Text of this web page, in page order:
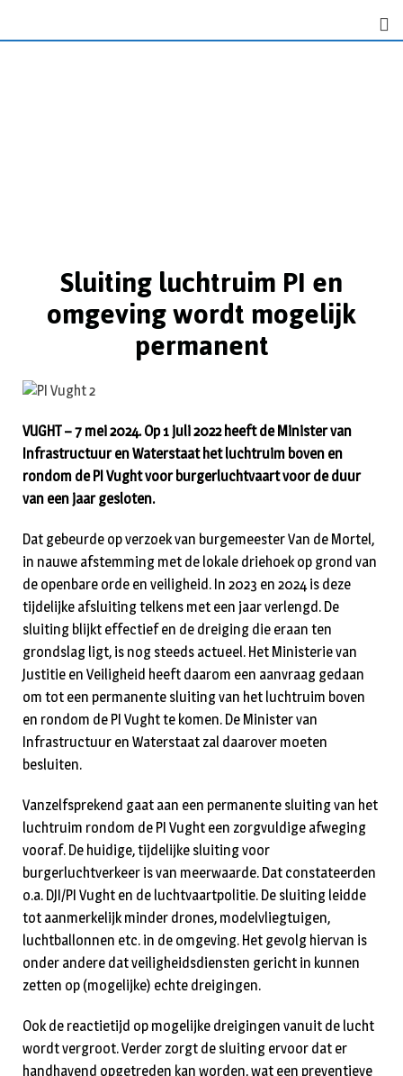
Sluiting luchtruim PI en
omgeving wordt mogelijk
permanent
VUGHT – 7 mei 2024. Op 1 juli 2022 heeft de Minister van
Infrastructuur en Waterstaat het luchtruim boven en
rondom de PI Vught voor burgerluchtvaart voor de duur
van een jaar gesloten.
Dat gebeurde op verzoek van burgemeester Van de Mortel,
in nauwe afstemming met de lokale driehoek op grond van
de openbare orde en veiligheid. In 2023 en 2024 is deze
tijdelijke afsluiting telkens met een jaar verlengd. De
sluiting blijkt effectief en de dreiging die eraan ten
grondslag ligt, is nog steeds actueel. Het Ministerie van
Justitie en Veiligheid heeft daarom een aanvraag gedaan
om tot een permanente sluiting van het luchtruim boven
en rondom de PI Vught te komen. De Minister van
Infrastructuur en Waterstaat zal daarover moeten
besluiten.
Vanzelfsprekend gaat aan een permanente sluiting van het
luchtruim rondom de PI Vught een zorgvuldige afweging
vooraf. De huidige, tijdelijke sluiting voor
burgerluchtverkeer is van meerwaarde. Dat constateerden
o.a. DJI/PI Vught en de luchtvaartpolitie. De sluiting leidde
tot aanmerkelijk minder drones, modelvliegtuigen,
luchtballonnen etc. in de omgeving. Het gevolg hiervan is
onder andere dat veiligheidsdiensten gericht in kunnen
zetten op (mogelijke) echte dreigingen.
Ook de reactietijd op mogelijke dreigingen vanuit de lucht
wordt vergroot. Verder zorgt de sluiting ervoor dat er
handhavend opgetreden kan worden, wat een preventieve